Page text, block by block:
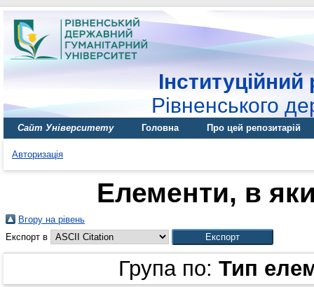
Інституційний
Рівненського
Сайт Університету Головна Про цей репозитарій
Авторизація
Елементи, в
Вгору на рівень
Експорт в
Група по: Тип